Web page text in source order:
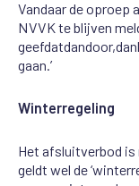
Vandaar de oproep
NVVKteblijven
geefdatdandoor,dan
gaan.’
Winterregeling
Het afsluitverbod is
geldt wel de‘